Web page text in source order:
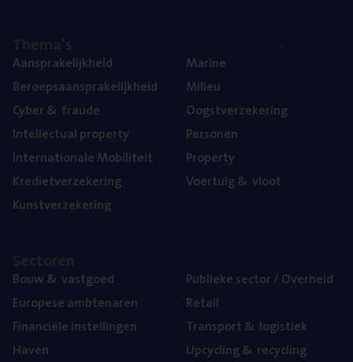
Aan­spra­ke­lijk­heid
Beroeps­aan­spra­ke­lijk­heid
Cyber& fraude
Intel­lec­tu­al property
Inter­na­ti­o­na­le Mobiliteit
Kre­diet­ver­ze­ke­ring
Kunst­ver­ze­ke­ring
Mari­ne
Mili­eu
Oogst­ver­ze­ke­ring
Per­so­nen
Pro­per­ty
Voer­tuig& vloot
Bouw& vastgoed
Euro­pe­se ambtenaren
Finan­ci­ë­le instellingen
Haven
Publie­ke sec­tor / Overheid
Retail
Trans­port& logistiek
Upcy­cling& recycling